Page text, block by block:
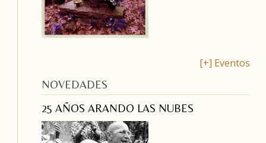
[+] Eventos
NOVEDADES
25 AÑOS ARANDO LAS NUBES